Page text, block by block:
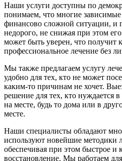
Наши услуги доступны по
понимаем, что многие зависимые
финансово сложной ситуации, и
недорого, не снижая при этом
может быть уверен, что получит
профессиональное лечение без
Мы также предлагаем услугу
удобно для тех, кто не может
каким-то причинам не хочет.
решение для тех, кто нуждается
на месте, будь то дома или в
месте.
Наши специалисты обладают
используют новейшие методики
обеспечивая при этом быстрое и
восстановление. Мы работаем